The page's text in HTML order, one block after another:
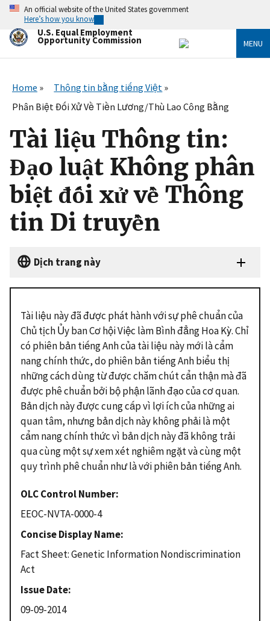
Skip
main
content
An official website of the United States government
Here’s how you know
U.S. Equal Employment
Opportunity Commission MENU
Home
Thông tin bằng tiếng Việt
Phân Biệt Đối Xử Về Tiền Lương/Thù Lao Công Bằng
Tài liệu Thông tin:
Đạo luật Không phân
biệt đối xử về Thông
tin Di truyền
Dịch trang này
Tài liệu này đã được phát hành với sự phê chuẩn của
Chủ tịch Ủy ban Cơ hội Việc làm Bình đẳng Hoa Kỳ. Chỉ
có phiên bản tiếng Anh của tài liệu này mới là cẩm
nang chính thức, do phiên bản tiếng Anh biểu thị
những cách dùng từ được chăm chút cẩn thận mà đã
được phê chuẩn bởi bộ phận lãnh đạo của cơ quan.
Bản dịch này được cung cấp vì lợi ích của những ai
quan tâm, nhưng bản dịch này không phải là một
cẩm nang chính thức vì bản dịch này đã không trải
qua cùng một sự xem xét nghiêm ngặt và cùng một
quy trình phê chuẩn như là với phiên bản tiếng Anh.
OLC Control Number
EEOC-NVTA-0000-4
Concise Display Name
Fact Sheet: Genetic Information Nondiscrimination
Act
Issue Date
09-09-2014